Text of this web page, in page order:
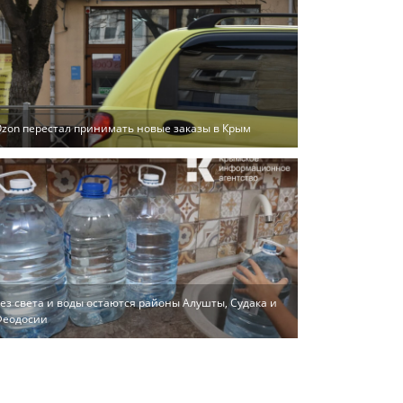
перестал принимать новые заказы в Крым
света и воды остаются районы Алушты, Судака и